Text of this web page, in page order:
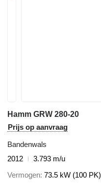
Hamm GRW 280-20
Prijs op aanvraag
Bandenwals
2012
3.793 m/u
Vermogen 73.5 kW (100 PK)